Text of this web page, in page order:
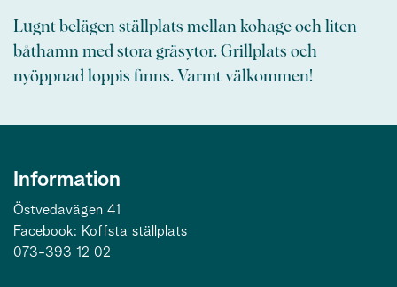
Lugnt belägen ställplats mellan kohage och liten
båthamn med stora gräsytor. Grillplats och
nyöppnad loppis finns. Varmt välkommen!
Information
Östvedavägen 41
Facebook: Koffsta ställplats
073-393 12 02